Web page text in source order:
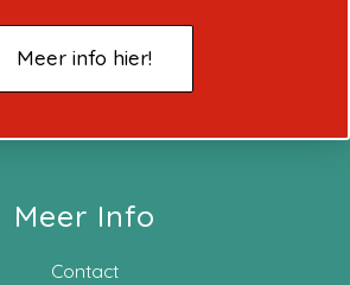
Meer info hier!
Meer Info
Contact